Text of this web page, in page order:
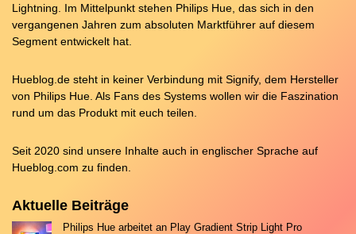
Lightning. Im Mittelpunkt stehen Philips Hue, das sich in den
vergangenen Jahren zum absoluten Marktführer auf diesem
Segment entwickelt hat.
Hueblog.de steht in keiner Verbindung mit Signify, dem Hersteller
von Philips Hue. Als Fans des Systems wollen wir die Faszination
rund um das Produkt mit euch teilen.
Seit 2020 sind unsere Inhalte auch in englischer Sprache auf
Hueblog.com zu finden.
Aktuelle Beiträge
Philips Hue arbeitet an Play Gradient Strip Light Pro